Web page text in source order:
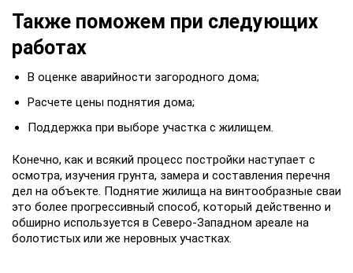
Также поможем при следующих
работах
В оценке аварийности загородного дома;
Расчете цены поднятия дома;
Поддержка при выборе участка с жилищем.
Конечно, как и всякий процесс постройки наступает с
осмотра, изучения грунта, замера и составления перечня
дел на объекте. Поднятие жилища на винтообразные сваи
это более прогрессивный способ, который действенно и
обширно используется в Северо-Западном ареале на
болотистых или же неровных участках.